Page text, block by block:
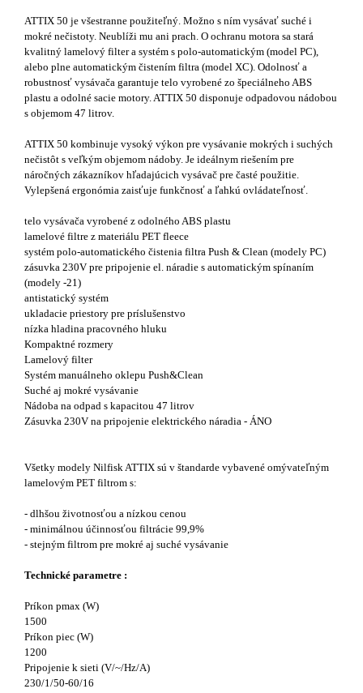
ATTIX 50 je všestranne použiteľný. Možno s ním vysávať suché i
mokré nečistoty. Neublíži mu ani prach. O ochranu motora sa stará
kvalitný lamelový filter a systém s polo-automatickým (model PC),
alebo plne automatickým čistením filtra (model XC). Odolnosť a
robustnosť vysávača garantuje telo vyrobené zo špeciálneho ABS
plastu a odolné sacie motory. ATTIX 50 disponuje odpadovou nádobou
s objemom 47 litrov.
ATTIX 50 kombinuje vysoký výkon pre vysávanie mokrých i suchých
nečistôt s veľkým objemom nádoby. Je ideálnym riešením pre
náročných zákazníkov hľadajúcich vysávač pre časté použitie.
Vylepšená ergonómia zaisťuje funkčnosť a ľahkú ovládateľnosť.
telo vysávača vyrobené z odolného ABS plastu
lamelové filtre z materiálu PET fleece
systém polo-automatického čistenia filtra Push & Clean (modely PC)
zásuvka 230V pre pripojenie el. náradie s automatickým spínaním
(modely -21)
antistatický systém
ukladacie priestory pre príslušenstvo
nízka hladina pracovného hluku
Kompaktné rozmery
Lamelový filter
Systém manuálneho oklepu Push&Clean
Suché aj mokré vysávanie
Nádoba na odpad s kapacitou 47 litrov
Zásuvka 230V na pripojenie elektrického náradia - ÁNO
​Všetky modely Nilfisk ATTIX sú v štandarde vybavené omývateľným
lamelovým PET filtrom s:
- dlhšou životnosťou a nízkou cenou
- minimálnou účinnosťou filtrácie 99,9%
- stejným filtrom pre mokré aj suché vysávanie
Technické parametre :
Príkon pmax (W)
1500
Príkon piec (W)
1200
Pripojenie k sieti (V/~/Hz/A)
230/1/50-60/16